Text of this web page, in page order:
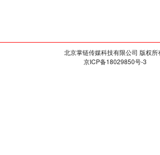
北京掌链传媒科技有限公司 版权所
京ICP备18029850号-3